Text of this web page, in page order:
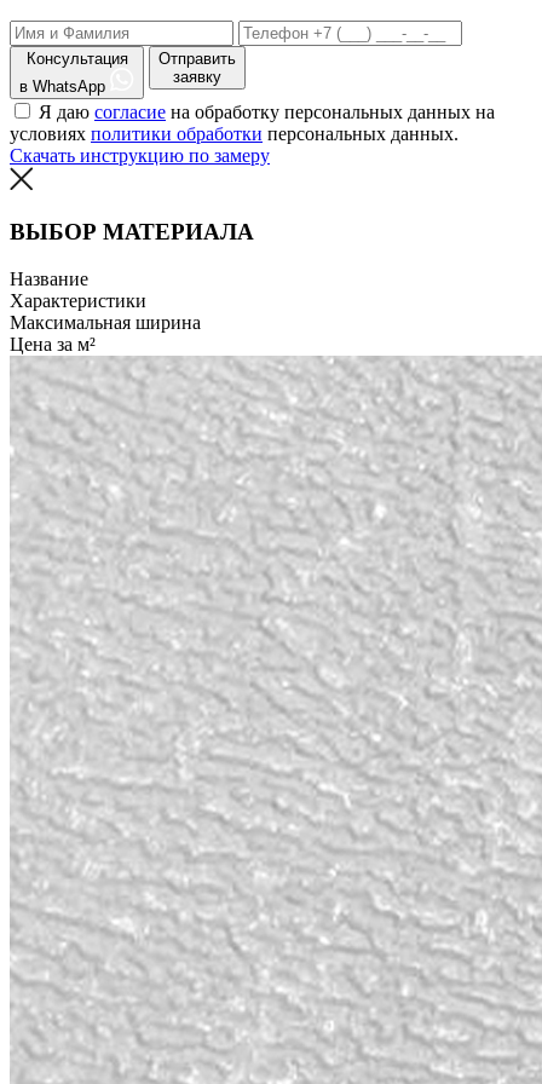
Консультация
в WhatsApp
Отправить
заявку
Я даю согласие на обработку персональных данных на
условиях политики обработки персональных данных.
Скачать инструкцию по замеру
ВЫБОР МАТЕРИАЛА
Название
Характеристики
Максимальная ширина
Цена за м²